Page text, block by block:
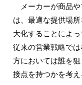
メーカーが商品や
は、最適な提供場
大化することによ
従来の営業戦略で
方においては誰を
接点を持つかを考え